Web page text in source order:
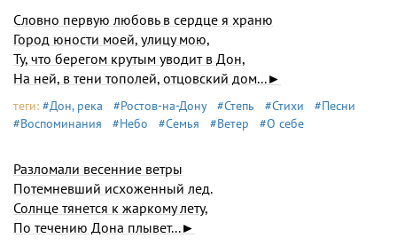
Словно первую любовь в сердце я храню
Город юности моей, улицу мою,
Ту, что берегом крутым уводит в Дон,
На ней, в тени тополей, отцовский дом...►
теги: #Дон, река #Ростов-на-Дону #Степь #Стихи
#Песни
#Воспоминания
#Небо #Семья #Ветер #О себе
Разломали весенние ветры
Потемневший исхоженный лед.
Солнце тянется к жаркому лету,
По течению Дона плывет...►